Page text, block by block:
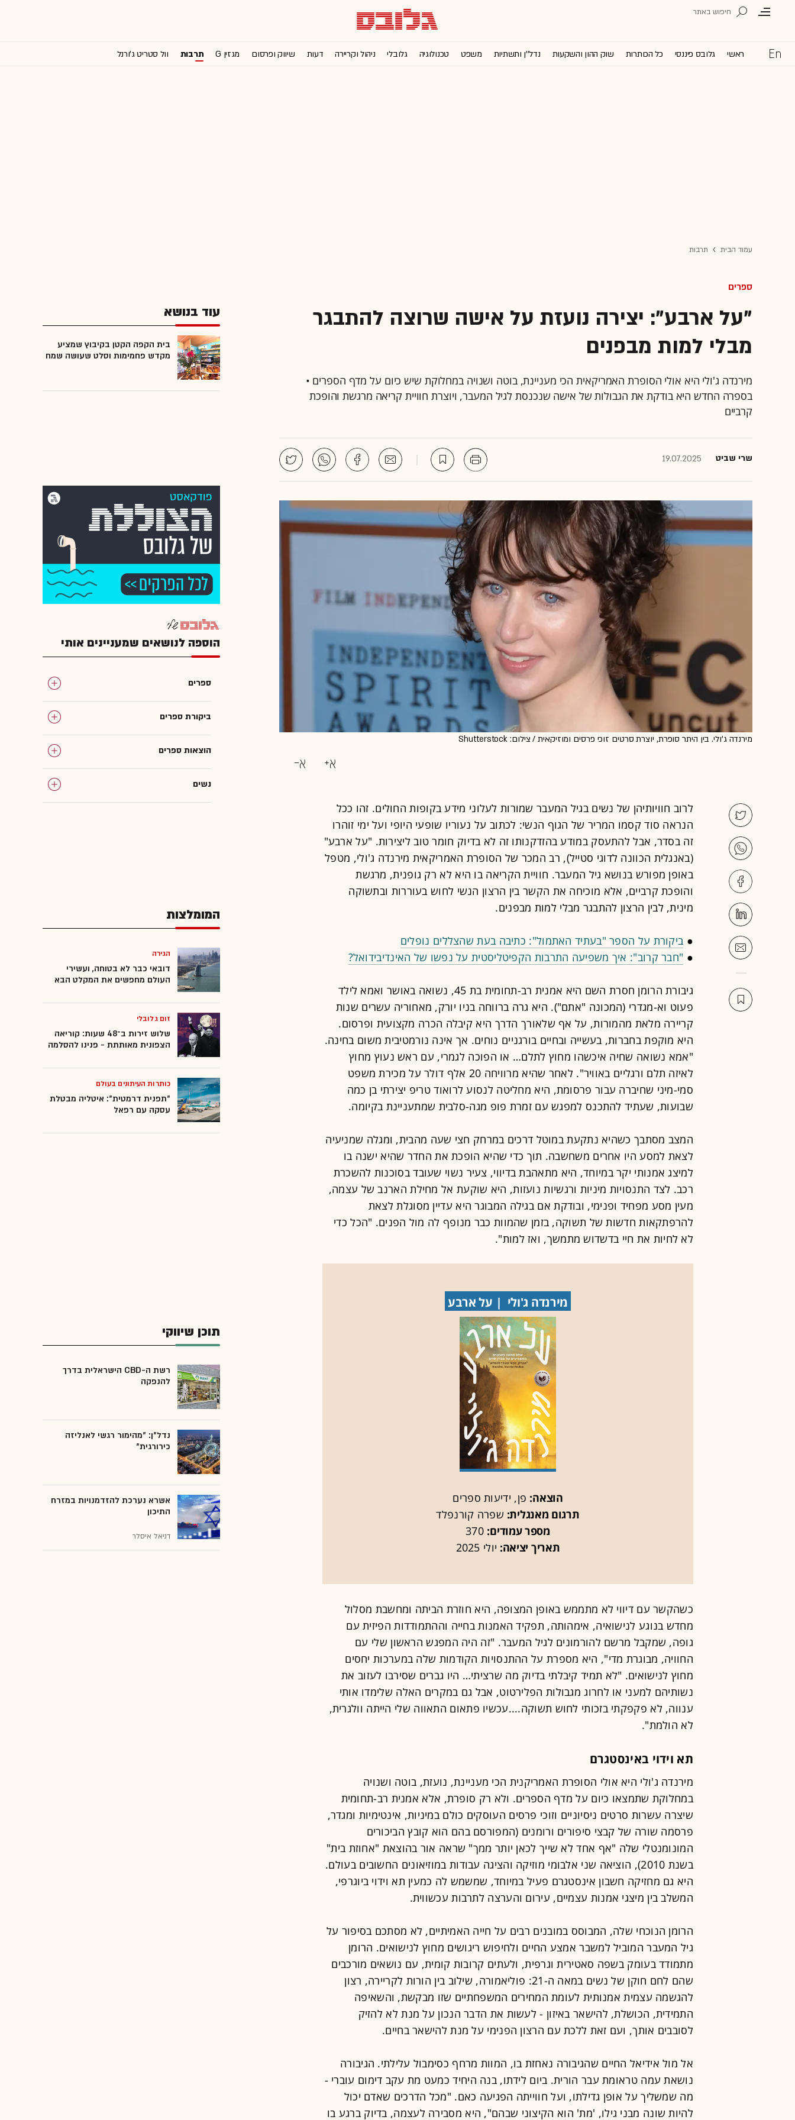
ראשי גלובס פיננסי כל הכותרות שוק ההון והשקעות נדל''ן ותשתיות משפט טכנולוגיה גלובלי ניהול וקריירה דעות שיווק ופרסום מגזין G תרבות וול סטריט ג'ורנל
עמוד הבית תרבות
ספרים
"על ארבע": יצירה נועזת על אישה שרוצה להתבגר
מבלי למות מבפנים
מירנדה ג'ולי היא אולי הסופרת האמריקאית הכי מעניינת, בוטה ושנויה במחלוקת שיש כיום על מדף הספרים •
בספרה החדש היא בודקת את הגבולות של אישה שנכנסת לגיל המעבר, ויוצרת חוויית קריאה מרגשת והופכת
קרביים
שרי שביט 19.07.2025
מירנדה ג'ולי. בין היתר סופרת, יוצרת סרטים זוכי פרסים ומוזיקאית / צילום: Shutterstock
לרוב חוויותיהן של נשים בגיל המעבר שמורות לעלוני מידע בקופות החולים. זהו ככל
הנראה סוד קסמו המריר של הגוף הנשי: לכתוב על נעוריו שופעי היופי ועל ימי זוהרו
זה בסדר, אבל להתעסק במודע בהזדקנותו זה לא בדיוק חומר טוב ליצירות. "על ארבע"
(באנגלית הכוונה לדוגי סטייל), רב המכר של הסופרת האמריקאית מירנדה ג'ולי, מטפל
באופן מפורש בנושא גיל המעבר. חוויית הקריאה בו היא לא רק גופנית, מרגשת
והופכת קרביים, אלא מוכיחה את הקשר בין הרצון הנשי לחוש בעוררות ובתשוקה
מינית, לבין הרצון להתבגר מבלי למות מבפנים.
● ביקורת על הספר "בעתיד האתמול": כתיבה בעת שהצללים נופלים
● "חבר קרוב": איך משפיעה התרבות הקפיטליסטית על נפשו של האינדיבידואל?
גיבורת הרומן חסרת השם היא אמנית רב-תחומית בת 45, נשואה באושר ואמא לילד
פעוט וא-מגדרי (המכונה "אתם"). היא גרה ברווחה בניו יורק, מאחוריה עשרים שנות
קריירה מלאת מהמורות, על אף שלאורך הדרך היא קיבלה הכרה מקצועית ופרסום.
היא מוקפת בחברות, בעשייה ובחיים בורגניים נוחים. אך אינה נורמטיבית משום בחינה.
"אמא נשואה שחיה איכשהו מחוץ לתלם… או הפוכה לגמרי, עם ראש נעוץ מחוץ
לאיזה תלם ורגליים באוויר". לאחר שהיא מרוויחה 20 אלף דולר על מכירת משפט
סמי-מיני שחיברה עבור פרסומת, היא מחליטה לנסוע לרואוד טריפ יצירתי בן כמה
שבועות, שעתיד להתכנס למפגש עם זמרת פופ מגה-סלבית שמתעניינת בקיומה.
המצב מסתבך כשהיא נתקעת במוטל דרכים במרחק חצי שעה מהבית, ומגלה שמניעיה
לצאת למסע היו אחרים משחשבה. תוך כדי שהיא הופכת את החדר שהיא ישנה בו
למיצג אמנותי יקר במיוחד, היא מתאהבת בדיווי, צעיר נשוי שעובד בסוכנות להשכרת
רכב. לצד התנסויות מיניות ורגשיות נועזות, היא שוקעת אל מחילת הארנב של עצמה,
מעין מסע מפחיד ופנימי, ובודקת אם בגילה המבוגר היא עדיין מסוגלת לצאת
להרפתקאות חדשות של תשוקה, בזמן שהמוות כבר מנופף לה מול הפנים. "הכל כדי
לא לחיות את חיי בדשדוש מתמשך, ואז למות".
מירנדה ג'ולי | על ארבע
הוצאה: פן, ידיעות ספרים
תרגום מאנגלית: שפרה קורנפלד
מספר עמודים:
תאריך יציאה: יולי 2025
כשהקשר עם דיווי לא מתממש באופן המצופה, היא חוזרת הביתה ומחשבת מסלול
מחדש בנוגע לנישואיה, אימהותה, תפקיד האמנות בחייה וההתמודדות הפיזית עם
גופה, שמקבל מרשם להורמונים לגיל המעבר. "זה היה המפגש הראשון שלי עם
החוויה, מבוגרת מדי", היא מספרת על ההתנסויות הקודמות שלה במערכות יחסים
מחוץ לנישואים. "לא תמיד קיבלתי בדיוק מה שרציתי… היו גברים שסירבו לעזוב את
נשותיהם למעני או לחרוג מגבולות הפלירטוט, אבל גם במקרים האלה שלימדו אותי
ענווה, לא פקפקתי בזכותי לחוש תשוקה....עכשיו פתאום התאווה שלי הייתה וולגרית,
לא הולמת".
תא וידוי באינסטגרם
מירנדה ג'ולי היא אולי הסופרת האמריקנית הכי מעניינת, נועזת, בוטה ושנויה
במחלוקת שתמצאו כיום על מדף הספרים. ולא רק סופרת, אלא אמנית רב-תחומית
שיצרה עשרות סרטים ניסיוניים וזוכי פרסים העוסקים כולם במיניות, אינטימיות ומגדר,
פרסמה שורה של קבצי סיפורים ורומנים (המפורסם בהם הוא קובץ הביכורים
המונומנטלי שלה "אף אחד לא שייך לכאן יותר ממך" שראה אור בהוצאת "אחוזת בית"
בשנת 2010), הוציאה שני אלבומי מוזיקה והציגה עבודות במוזיאונים החשובים בעולם.
היא גם מחזיקה חשבון אינסטגרם פעיל במיוחד, שמשמש לה כמעין תא וידוי ביוגרפי,
המשלב בין מיצגי אמנות עצמיים, עירום והערצה לתרבות עכשווית.
הרומן הנוכחי שלה, המבוסס במובנים רבים על חייה האמיתיים, לא מסתכם בסיפור על
גיל המעבר המוביל למשבר אמצע החיים ולחיפוש ריגושים מחוץ לנישואים. הרומן
מתמודד בעומק בשפה סאטירית וגרפית, ולעתים קרובות קומית, עם נושאים מורכבים
שהם לחם חוקן של נשים במאה ה-21: פוליאמורה, שילוב בין הורות לקריירה, רצון
להגשמה עצמית אמנותית לעומת המחירים המשפחתיים שזו מבקשת, והשאיפה
התמידית, הכושלת, להישאר באיזון - לעשות את הדבר הנכון על מנת לא להזיק
לסובבים אותך, ועם זאת ללכת עם הרצון הפנימי על מנת להישאר בחיים.
אל מול אידיאל החיים שהגיבורה נאחזת בו, המוות מרחף כסימבול עלילתי. הגיבורה
נושאת עמה טראומת עבר הורית. ביום לידתו, בנה היחיד כמעט מת עקב דימום עוברי -
מה שמשליך על אופן גדילתו, ועל חווייתה הפגיעה כאם. "מכל הדרכים שאדם יכול
להיות שונה מבני גילו, 'מת' הוא הקיצוני שבהם", היא מסבירה לעצמה, בדיוק ברגע בו
עוד בנושא
בית הקפה הקטן בקיבוץ שמציע
מקדש פחמימות וסלט שעושה שמח
הוספה לנושאים שמעניינים אותי
ספרים
ביקורת ספרים
הוצאות ספרים
נשים
המומלצות
הגירה
דובאי כבר לא בטוחה, ועשירי
העולם מחפשים את המקלט הבא
זום גלובלי
שלוש זירות ב־48 שעות: קוריאה
הצפונית מאותתת - פנינו להסלמה
כותרות העיתונים בעולם
"תפנית דרמטית": איטליה מבטלת
עסקה עם רפאל
תוכן שיווקי
רשת ה-CBD הישראלית בדרך
להנפקה
נדל"ן: "מהימור רגשי לאנליזה
כירורגית"
אשרא נערכת להזדמנויות במזרח
התיכון
דניאל איסלר